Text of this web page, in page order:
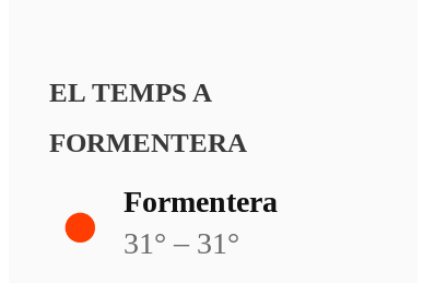
EL TEMPS A
FORMENTERA
Formentera
31° – 31°